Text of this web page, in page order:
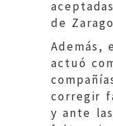
de
Además,
actuó
corregir
y ante